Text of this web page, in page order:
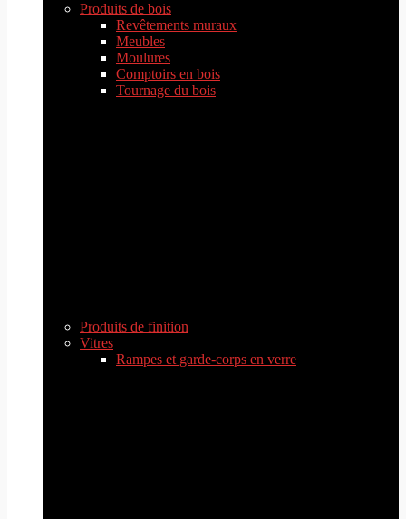
Produits de bois
Revêtements muraux
Meubles
Moulures
Comptoirs en bois
Tournage du bois
Produits de finition
Vitres
Rampes et garde-corps en verre